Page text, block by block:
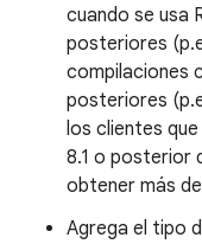
cuando se usa
posteriores
compilaciones
posteriores
los clientes
8.1 o posterior
obtener más
Agrega el tipo